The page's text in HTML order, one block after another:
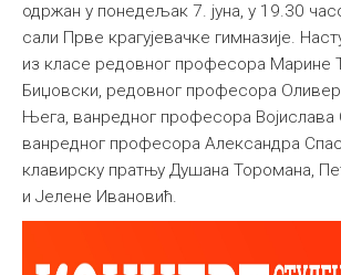
одржан у понедељак 7. јуна, у 19.30
сали Прве крагујевачке гимназије.
из класе редовног професора Марине
Биџовски, редовног професора
Њега, ванредног професора Војислава
ванредног професора Александра
клавирску пратњу Душана Торомана,
и Јелене Ивановић.